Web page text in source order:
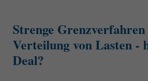
Strenge
Verteilung von Lasten -
Deal?